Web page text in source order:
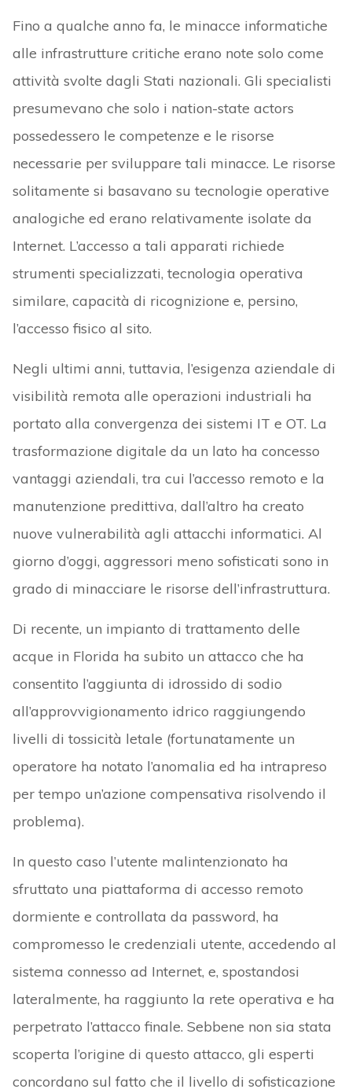
Fino a qualche anno fa, le minacce informatiche
alle infrastrutture critiche erano note solo come
attività svolte dagli Stati nazionali. Gli specialisti
presumevano che solo i nation-state actors
possedessero le competenze e le risorse
necessarie per sviluppare tali minacce. Le risorse
solitamente si basavano su tecnologie operative
analogiche ed erano relativamente isolate da
Internet. L’accesso a tali apparati richiede
strumenti specializzati, tecnologia operativa
similare, capacità di ricognizione e, persino,
l’accesso fisico al sito.
Negli ultimi anni, tuttavia, l’esigenza aziendale di
visibilità remota alle operazioni industriali ha
portato alla convergenza dei sistemi IT e OT. La
trasformazione digitale da un lato ha concesso
vantaggi aziendali, tra cui l’accesso remoto e la
manutenzione predittiva, dall’altro ha creato
nuove vulnerabilità agli attacchi informatici. Al
giorno d’oggi, aggressori meno sofisticati sono in
grado di minacciare le risorse dell’infrastruttura.
Di recente, un impianto di trattamento delle
acque in Florida ha subito un attacco che ha
consentito l’aggiunta di idrossido di sodio
all’approvvigionamento idrico raggiungendo
livelli di tossicità letale (fortunatamente un
operatore ha notato l’anomalia ed ha intrapreso
per tempo un’azione compensativa risolvendo il
problema).
In questo caso l’utente malintenzionato ha
sfruttato una piattaforma di accesso remoto
dormiente e controllata da password, ha
compromesso le credenziali utente, accedendo al
sistema connesso ad Internet, e, spostandosi
lateralmente, ha raggiunto la rete operativa e ha
perpetrato l’attacco finale. Sebbene non sia stata
scoperta l’origine di questo attacco, gli esperti
concordano sul fatto che il livello di sofisticazione